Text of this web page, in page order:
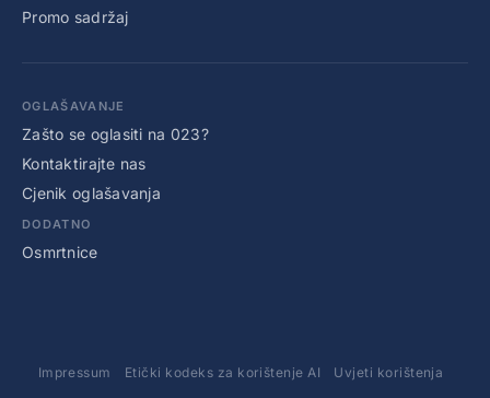
Promo sadržaj
OGLAŠAVANJE
Zašto se oglasiti na 023?
Kontaktirajte nas
Cjenik oglašavanja
DODATNO
Osmrtnice
Impressum Etički kodeks za korištenje AI Uvjeti korištenja